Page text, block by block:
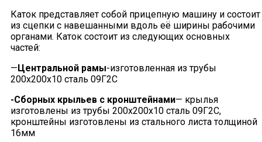
Каток представляет собой прицепную машину и состоит
из сцепки с навешанными вдоль её ширины рабочими
органами. Каток состоит из следующих основных
частей:
—Центральной рамы-изготовленная из трубы
200х200х10 сталь 09Г2С
-Сборных крыльев с кронштейнами— крылья
изготовлены из трубы 200х200х10 сталь 09Г2С,
кронштейны изготовлены из стального листа толщиной
16мм